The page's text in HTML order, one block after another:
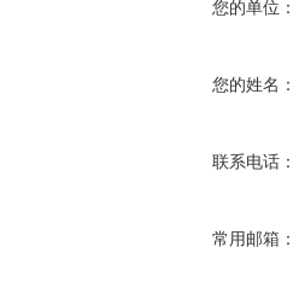
您的单位：
您的姓名：
联系电话：
常用邮箱：